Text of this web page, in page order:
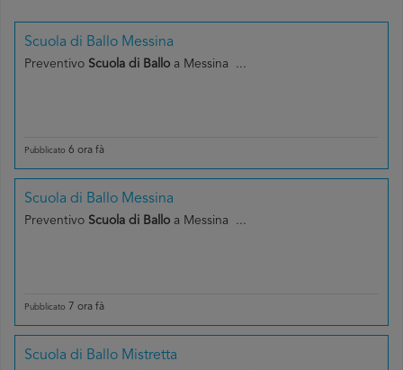
Scuola di Ballo Messina
Preventivo Scuola di Ballo a Messina ...
Pubblicato 6 ora fà
Scuola di Ballo Messina
Preventivo Scuola di Ballo a Messina ...
Pubblicato 7 ora fà
Scuola di Ballo Mistretta